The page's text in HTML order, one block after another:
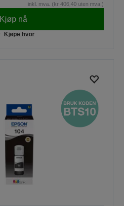
inkl. mva. (kr 406,40 uten mva.)
Kjøp nå
Kjøpe hvor